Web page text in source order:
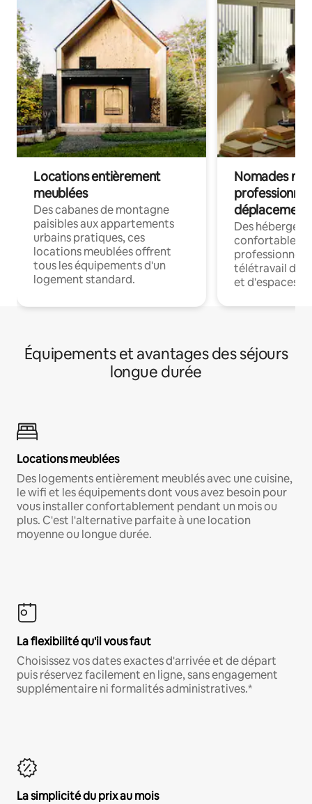
Locations entièrement
meublées
Des cabanes de montagne
paisibles aux appartements
urbains pratiques, ces
locations meublées offrent
tous les équipements d'un
logement standard.
Nomades
déplacement
Des
confortables
professionnels
télétravail
et d'espaces
Équipements et avantages des séjours
longue durée
Locations meublées
Des logements entièrement meublés avec une cuisine,
le wifi et les équipements dont vous avez besoin pour
vous installer confortablement pendant un mois ou
plus. C'est l'alternative parfaite à une location
moyenne ou longue durée.
La flexibilité qu'il vous faut
Choisissez vos dates exactes d'arrivée et de départ
puis réservez facilement en ligne, sans engagement
supplémentaire ni formalités administratives.*
La simplicité du prix au mois